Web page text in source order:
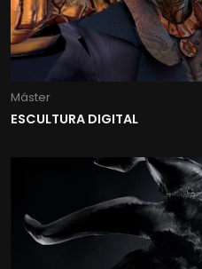
Máster
ESCULTURA DIGITAL